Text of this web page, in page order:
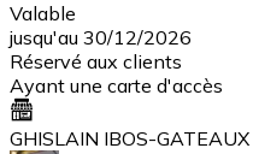
Valable
jusqu'au 30/12/2026
Réservé aux clients
Ayant une carte d'accès
GHISLAIN IBOS-